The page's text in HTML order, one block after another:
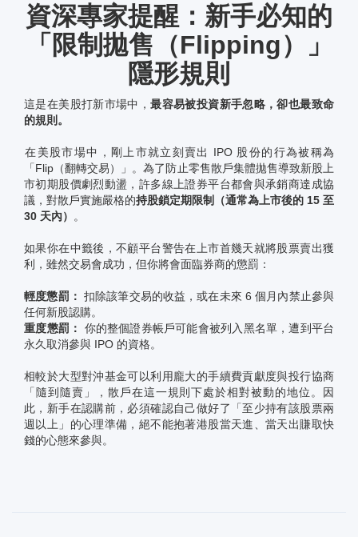
資深專家提醒：新手必知的
「限制拋售（Flipping）」
隱形規則
這是在美股打新市場中，最容易被投資新手忽略，卻也最致命
的規則。
在美股市場中，剛上市就立刻賣出 IPO 股份的行為被稱為
「Flip（翻轉交易）」。為了防止零售散戶集體拋售導致新股上
市初期股價劇烈動盪，許多線上證券平台都會與承銷商達成協
議，對散戶實施嚴格的持股鎖定期限制（通常為上市後的 15 至
30 天內）
。
如果你在中籤後，不顧平台警告在上市首幾天就將股票賣出獲
利，雖然交易會成功，但你將會面臨券商的懲罰：
輕度懲罰： 扣除該筆交易的收益，或在未來 6 個月內禁止參與
任何新股認購。
重度懲罰：
你的整個證券帳戶可能會被列入黑名單，遭到平台
永久取消參與 IPO 的資格。
相較於大型對沖基金可以利用龐大的手續費貢獻度與投行協商
「隨到隨賣」，散戶在這一規則下處於相對被動的地位。因
此，新手在認購前，必須確認自己做好了「至少持有該股票兩
週以上」的心理準備，絕不能抱著港股當天進、當天出賺取快
錢的心態來參與。